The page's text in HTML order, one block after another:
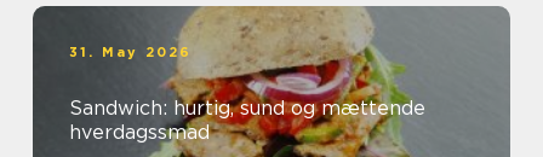
31. May 2026
Sandwich: hurtig, sund og mættende
hverdagssmad